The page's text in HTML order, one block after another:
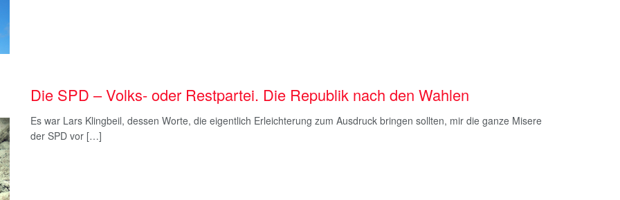
Die SPD – Volks- oder Restpartei. Die Republik nach den Wahlen
Es war Lars Klingbeil, dessen Worte, die eigentlich Erleichterung zum Ausdruck bringen sollten, mir die ganze Misere
der SPD vor […]